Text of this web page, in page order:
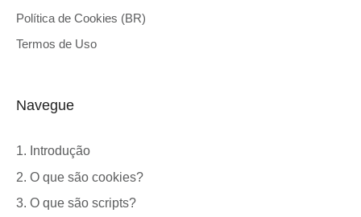
Política de Cookies (BR)
Termos de Uso
Navegue
1. Introdução
2. O que são cookies?
3. O que são scripts?